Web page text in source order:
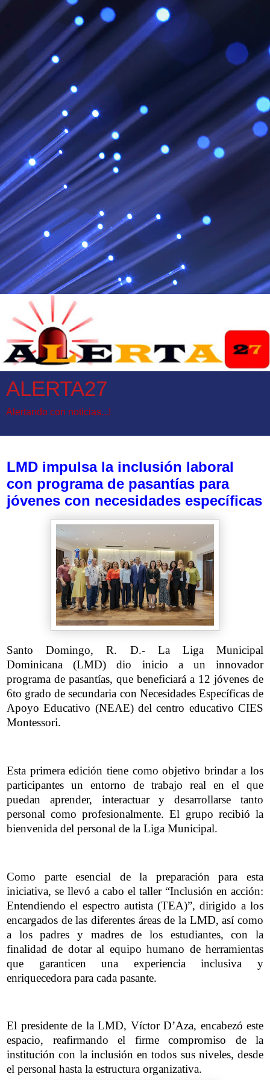
ALERTA27
Alertando con noticias...!
LMD impulsa la inclusión laboral
con programa de pasantías para
jóvenes con necesidades específicas
Santo Domingo, R. D.- La Liga Municipal
Dominicana (LMD) dio inicio a un innovador
programa de pasantías, que beneficiará a 12 jóvenes de
6to grado de secundaria con Necesidades Específicas de
Apoyo Educativo (NEAE) del centro educativo CIES
Montessori.
Esta primera edición tiene como objetivo brindar a los
participantes un entorno de trabajo real en el que
puedan aprender, interactuar y desarrollarse tanto
personal como profesionalmente. El grupo recibió la
bienvenida del personal de la Liga Municipal.
Como parte esencial de la preparación para esta
iniciativa, se llevó a cabo el taller “Inclusión en acción:
Entendiendo el espectro autista (TEA)”, dirigido a los
encargados de las diferentes áreas de la LMD, así como
a los padres y madres de los estudiantes, con la
finalidad de dotar al equipo humano de herramientas
que garanticen una experiencia inclusiva y
enriquecedora para cada pasante.
El presidente de la LMD, Víctor D’Aza, encabezó este
espacio, reafirmando el firme compromiso de la
institución con la inclusión en todos sus niveles, desde
el personal hasta la estructura organizativa.